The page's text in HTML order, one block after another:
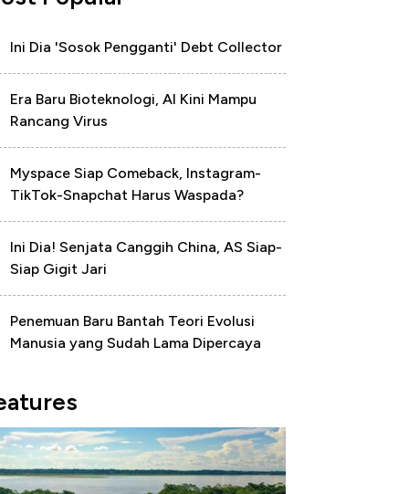
Ini Dia 'Sosok Pengganti' Debt Collector
Era Baru Bioteknologi, AI Kini Mampu
Rancang Virus
Myspace Siap Comeback, Instagram-
TikTok-Snapchat Harus Waspada?
Ini Dia! Senjata Canggih China, AS Siap-
Siap Gigit Jari
Penemuan Baru Bantah Teori Evolusi
Manusia yang Sudah Lama Dipercaya